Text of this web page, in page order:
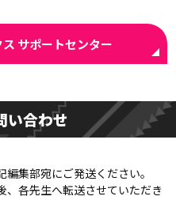
サポートセンター
い合わせ
集部宛にご発送ください。
、各先生へ転送させていただき